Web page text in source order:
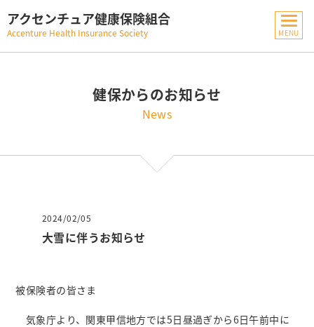
アクセンチュア健康保険組合
Accenture Health Insurance Society
健保からのお知らせ
News
2024/02/05
大雪に伴うお知らせ
被保険者の皆さま
気象庁より、関東甲信地方では5日昼過ぎから6日午前中に